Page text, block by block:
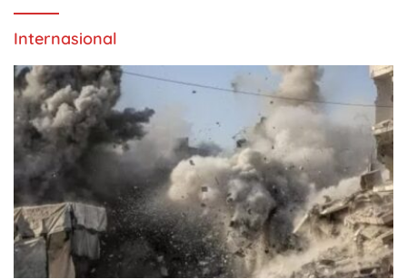
Internasional